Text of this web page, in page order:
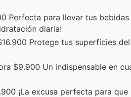
Perfecta para llevar tus
diaria!
Protege tus superficies
$9.900 Un indispensable en
¡La excusa perfecta para